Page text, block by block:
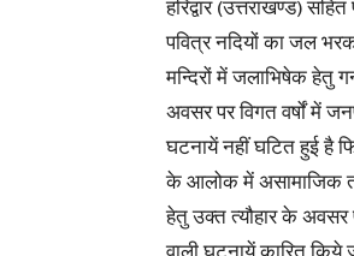
हरिद्वार (उत्तराखण्ड)
पवित्र नदियों का जल
मन्दिरों में जलाभिषेक हेतु
अवसर पर विगत वर्षों में
घटनायें नहीं घटित हुई है
के आलोक में असामाजिक
हेतु उक्त त्यौहार के अवसर